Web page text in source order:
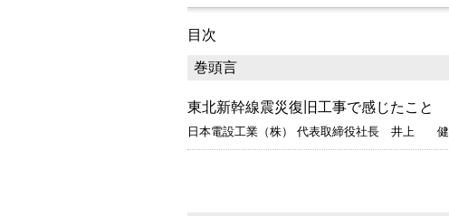
目次
巻頭言
東北新幹線震災復旧工事で感じたこと
日本電設工業（株） 代表取締役社長 井上 健